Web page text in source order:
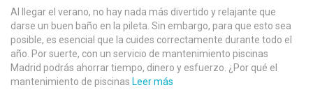
Al llegar el verano, no hay nada más divertido y relajante que
darse un buen baño en la pileta. Sin embargo, para que esto sea
posible, es esencial que la cuides correctamente durante todo el
año. Por suerte, con un servicio de mantenimiento piscinas
Madrid podrás ahorrar tiempo, dinero y esfuerzo. ¿Por qué el
mantenimiento de piscinas Leer más